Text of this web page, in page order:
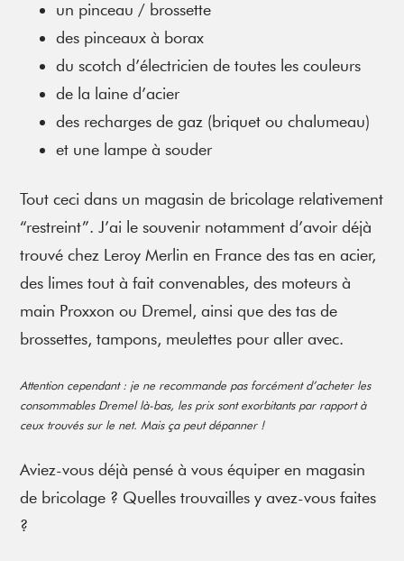
un pinceau / brossette
des pinceaux à borax
du scotch d’électricien de toutes les couleurs
de la laine d’acier
des recharges de gaz (briquet ou chalumeau)
et une lampe à souder
Tout ceci dans un magasin de bricolage relativement
“restreint”. J’ai le souvenir notamment d’avoir déjà
trouvé chez Leroy Merlin en France des tas en acier,
des limes tout à fait convenables, des moteurs à
main Proxxon ou Dremel, ainsi que des tas de
brossettes, tampons, meulettes pour aller avec.
Attention cependant : je ne recommande pas forcément d’acheter les
consommables Dremel là-bas, les prix sont exorbitants par rapport à
ceux trouvés sur le net. Mais ça peut dépanner !
Aviez-vous déjà pensé à vous équiper en magasin
de bricolage ? Quelles trouvailles y avez-vous faites
?